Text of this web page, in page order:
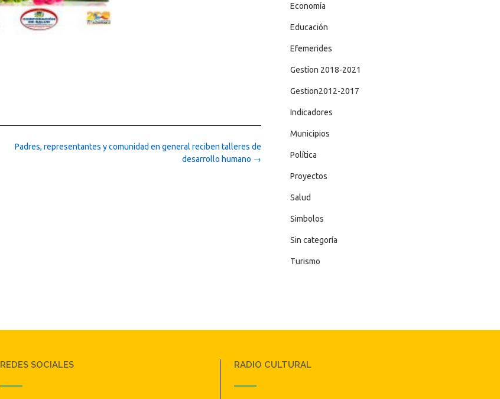
Padres, representantes y comunidad en general reciben talleres de
desarrollo humano →
Economía
Educación
Efemerides
Gestion 2018-2021
Gestion2012-2017
Indicadores
Municipios
Política
Proyectos
Salud
Simbolos
Sin categoría
Turismo
REDES SOCIALES RADIO CULTURAL